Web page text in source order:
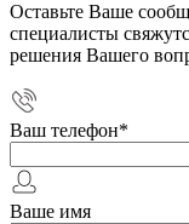
Оставьте Ваше
специалисты
решения Вашего
Ваш телефон*
Ваше имя